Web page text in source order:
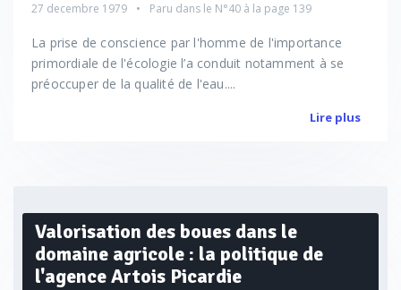
27 decembre 1979 Paru dans le N°40 à la page 139
La prise de conscience par l'homme de l'importance
primordiale de l'écologie l’a conduit notamment à se
préoccuper de la qualité de l'eau....
Lire plus
Valorisation des boues dans le
domaine agricole : la politique de
l'agence Artois Picardie